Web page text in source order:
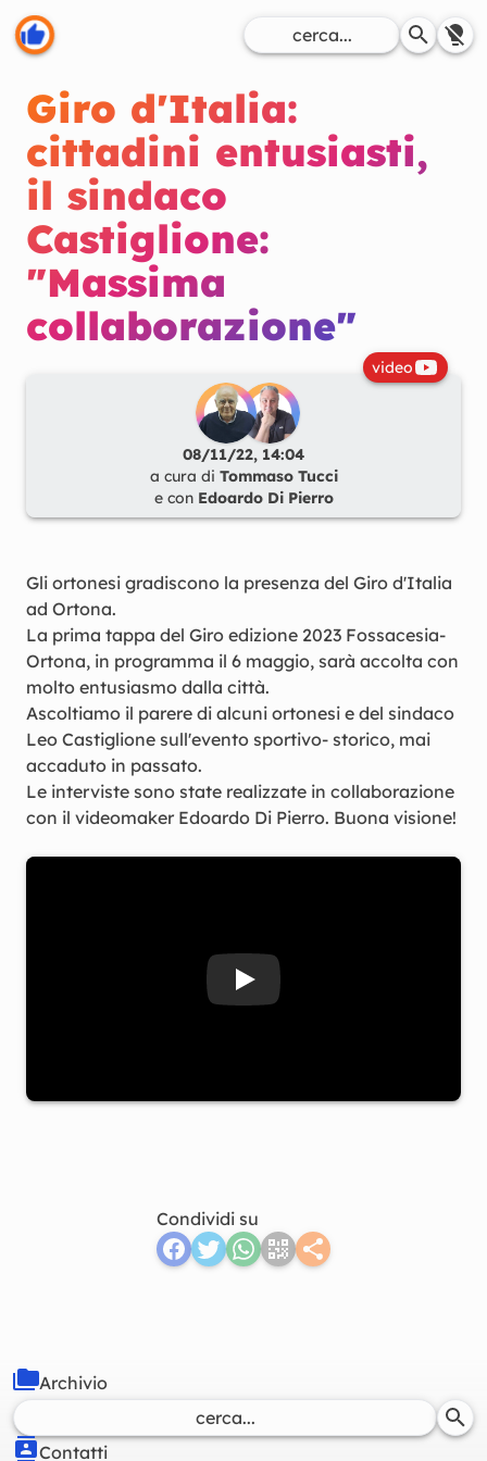
Giro d'Italia:
cittadini entusiasti,
il sindaco
Castiglione:
"Massima
collaborazione"
video
08/11/22, 14:04
a cura di Tommaso Tucci
e con Edoardo Di Pierro
Gli ortonesi gradiscono la presenza del Giro d'Italia
ad Ortona.
La prima tappa del Giro edizione 2023 Fossacesia-
Ortona, in programma il 6 maggio, sarà accolta con
molto entusiasmo dalla città.
Ascoltiamo il parere di alcuni ortonesi e del sindaco
Leo Castiglione sull'evento sportivo- storico, mai
accaduto in passato.
Le interviste sono state realizzate in collaborazione
con il videomaker Edoardo Di Pierro. Buona visione!
Guarda il video Giro d'Italia:
Condividi su
Contatti
Archivio